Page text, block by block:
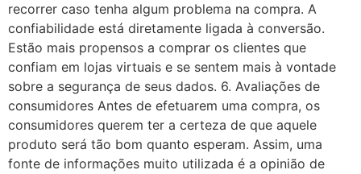
recorrer caso tenha algum problema na compra. A
confiabilidade está diretamente ligada à conversão.
Estão mais propensos a comprar os clientes que
confiam em lojas virtuais e se sentem mais à vontade
sobre a segurança de seus dados. 6. Avaliações de
consumidores Antes de efetuarem uma compra, os
consumidores querem ter a certeza de que aquele
produto será tão bom quanto esperam. Assim, uma
fonte de informações muito utilizada é a opinião de